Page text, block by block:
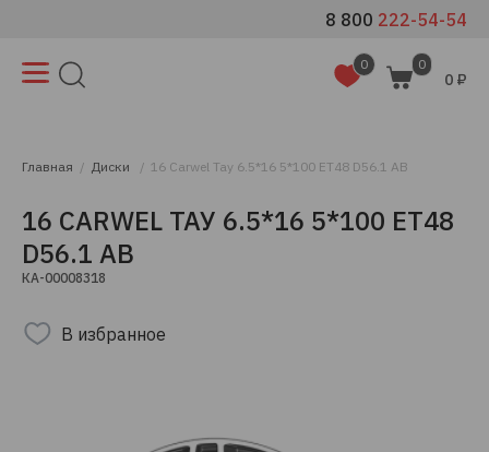
8 800 222-54-54
0 0
0 ₽
Главная Диски 16 Carwel Тау 6.5*16 5*100 ET48 D56.1 AB
16 CARWEL ТАУ 6.5*16 5*100 ET48
D56.1 AB
КА-00008318
В избранное